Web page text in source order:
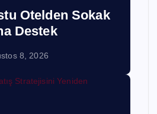
Otelden Sokak
Destek
8, 2026